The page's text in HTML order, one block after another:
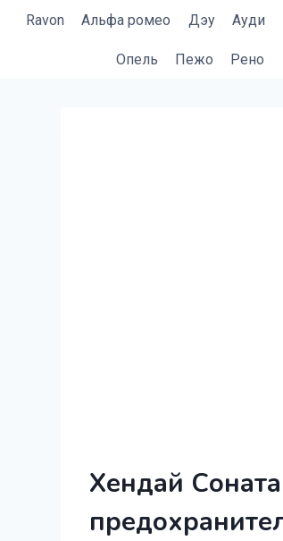
Ravon Альфа ромео Дэу Ауди
Опель Пежо Рено
Хендай